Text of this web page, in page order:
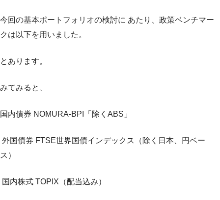
今回の基本ポートフォリオの検討に あたり、政策ベンチマー
クは以下を用いました。
とあります。
みてみると、
国内債券 NOMURA-BPI「除くABS」
外国債券 FTSE世界国債インデックス（除く日本、円ベー
ス）
国内株式 TOPIX（配当込み）